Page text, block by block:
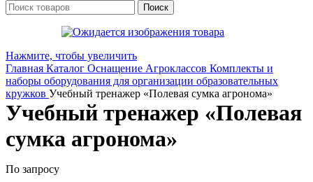
Поиск
Нажмите, чтобы увеличить
Главная Каталог Оснащение Агроклассов Комплекты и
наборы оборудования для организации образовательных
кружков Учебный тренажер «Полевая сумка агронома»
Учебный тренажер «Полевая
сумка агронома»
По запросу